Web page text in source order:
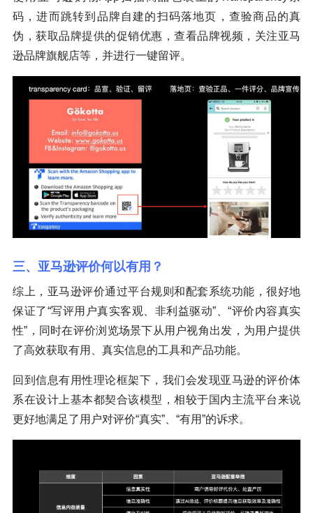
码，进而跳转到品牌自建的扫码落地页，查验商品的真
伪，获取品牌提供的促销优惠，查看品牌视频，关注亚马
逊品牌旗舰店等，并进行一键留评。
三、亚马逊评价何以有用？
综上，亚马逊评价通过平台规则和配套系统功能，很好地
保证了“写评用户真实客观、非利益驱动”、“评价内容真实
性”，同时在评价浏览场景下从用户视角出发，为用户提供
了高效获取有用、真实信息的工具和产品功能。
回到信息有用性理论框架下，我们会发现亚马逊的评价体
系在设计上基本都契合该模型，相较于国内主流平台来说
更好地满足了用户对评价“真实”、“有用”的诉求。